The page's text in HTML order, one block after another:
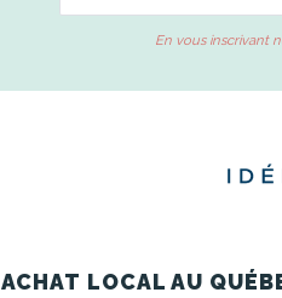
En vous inscrivant
ACHAT LOCAL AU